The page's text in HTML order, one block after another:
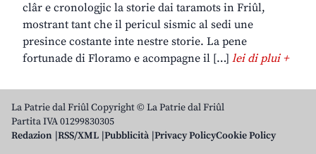
clâr e cronologjic la storie dai taramots in Friûl,
mostrant tant che il pericul sismic al sedi une
presince costante inte nestre storie. La pene
fortunade di Floramo e acompagne il […] lei di plui +
La Patrie dal Friûl Copyright © La Patrie dal Friûl
Partita IVA 01299830305
Redazion RSS/XML Pubblicità Privacy PolicyCookie Policy